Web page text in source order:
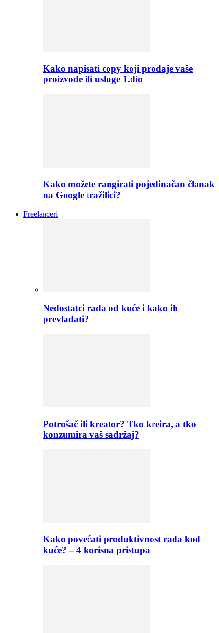
Kako napisati copy koji prodaje vaše
proizvode ili usluge 1.dio
Kako možete rangirati pojedinačan članak
na Google tražilici?
Freelanceri
Nedostatci rada od kuće i kako ih
prevladati?
Potrošač ili kreator? Tko kreira, a tko
konzumira vaš sadržaj?
Kako povećati produktivnost rada kod
kuće? – 4 korisna pristupa